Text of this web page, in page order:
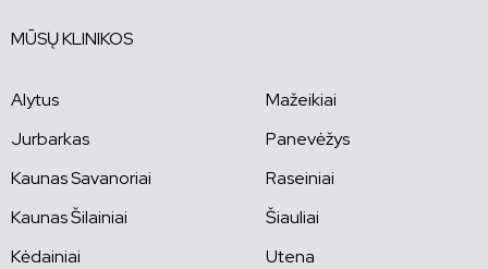
MŪSŲ KLINIKOS
Alytus
Jurbarkas
Kaunas Savanoriai
Kaunas Šilainiai
Kėdainiai
Mažeikiai
Panevėžys
Raseiniai
Šiauliai
Utena